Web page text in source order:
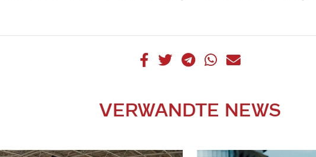
VERWANDTE NEWS